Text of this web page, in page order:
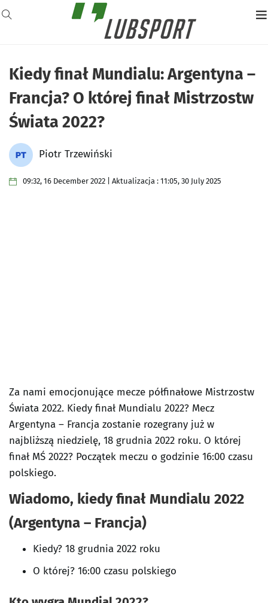
Kiedy finał Mundialu: Argentyna –
Francja? O której finał Mistrzostw
Świata 2022?
Piotr Trzewiński
09:32, 16 December 2022 | Aktualizacja : 11:05, 30 July 2025
Za nami emocjonujące mecze półfinałowe Mistrzostw
Świata 2022. Kiedy finał Mundialu 2022? Mecz
Argentyna – Francja zostanie rozegrany już w
najbliższą niedzielę, 18 grudnia 2022 roku. O której
finał MŚ 2022? Początek meczu o godzinie 16:00 czasu
polskiego.
Wiadomo, kiedy finał Mundialu 2022
(Argentyna – Francja)
Kiedy? 18 grudnia 2022 roku
O której? 16:00 czasu polskiego